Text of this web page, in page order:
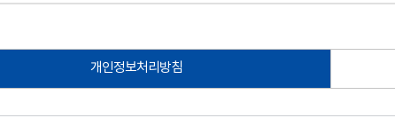
개인정보처리방침